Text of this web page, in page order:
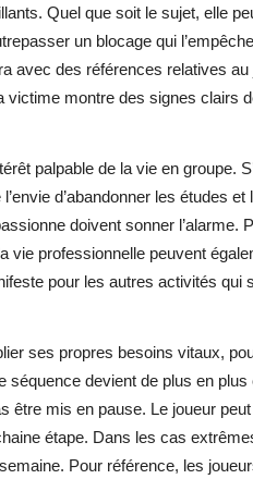
Quel que soit le sujet, elle
un blocage qui
avec des références relatives au
victime montre des signes clairs
palpable de la vie en groupe.
d’abandonner les études et
doivent sonner l’alarme.
vie professionnelle peuvent
pour les autres activités qui
ses propres besoins vitaux,
séquence devient de plus en plus
être mis en pause. Le joueur
étape. Dans les cas
Pour référence, les